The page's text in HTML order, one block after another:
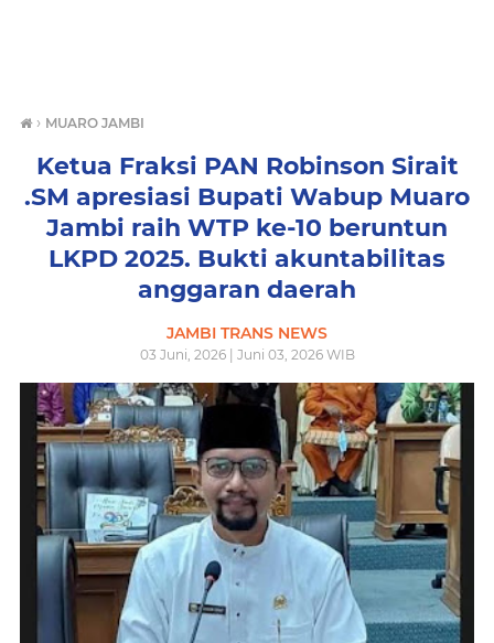
› MUARO JAMBI
Ketua Fraksi PAN Robinson Sirait
.SM apresiasi Bupati Wabup Muaro
Jambi raih WTP ke-10 beruntun
LKPD 2025. Bukti akuntabilitas
anggaran daerah
JAMBI TRANS NEWS
03 Juni, 2026 | Juni 03, 2026 WIB